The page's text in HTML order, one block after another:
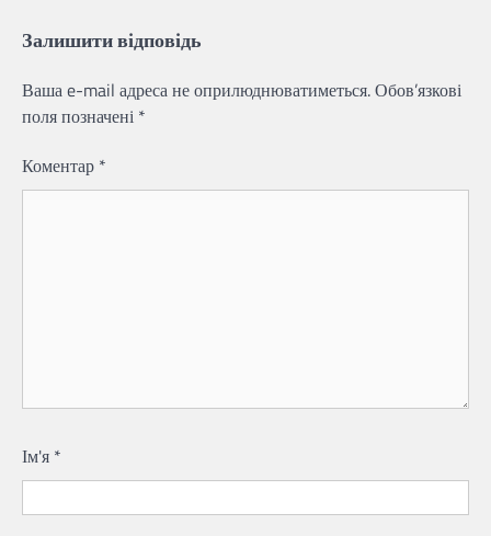
Залишити відповідь
Ваша e-mail адреса не оприлюднюватиметься.Обов’язкові
поля позначені *
Коментар *
Ім'я *